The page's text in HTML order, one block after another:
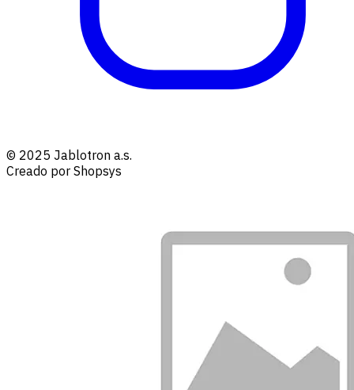
© 2025 Jablotron a.s.
Creado por Shopsys